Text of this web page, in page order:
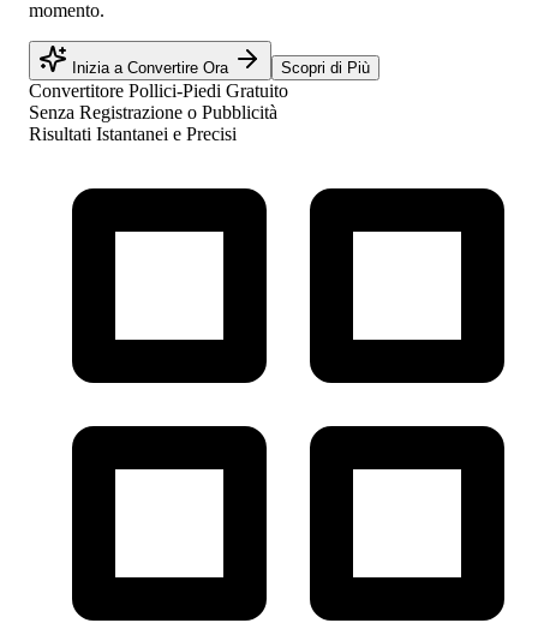
momento.
Inizia a Convertire Ora Scopri di Più
Convertitore Pollici-Piedi Gratuito
Senza Registrazione o Pubblicità
Risultati Istantanei e Precisi